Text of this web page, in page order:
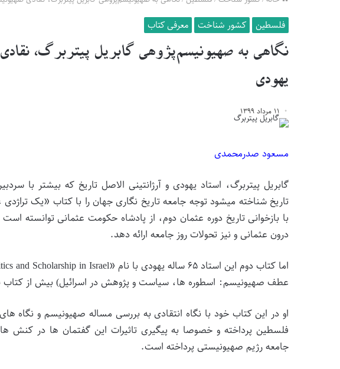
فلسطین کشور شناخت معرفی کتاب
نگاهی به صهیونیسم‌پژوهی گابریل پیتربرگ،
یهودی
۱۱ مرداد ۱۳۹۹
مسعود صدرمحمدی
گابریل پیتربرگ، استاد یهودی و آرژانتینی الاصل تاریخ که بیشتر با
تاریخ شناخته میشود توجه جامعه تاریخ نگاری جهان را با کتاب «یک
با بازخوانی تاریخ دوره عثمان دوم، از پادشاه حکومت عثمانی توانسته
درون عثمانی و نیز تحولات روز جامعه ارائه دهد.
عطف صهیونیسم: اسطوره ها، سیاست و پژوهش در اسرائیل) بیش از کتاب
او در این کتاب خود با نگاه انتقادی به بررسی مساله صهیونیسم و نگاه
فلسطین پرداخته و خصوصا به پیگیری تاثیرات این گفتمان ها در کنش
جامعه رژیم صهیونیستی پرداخته است.